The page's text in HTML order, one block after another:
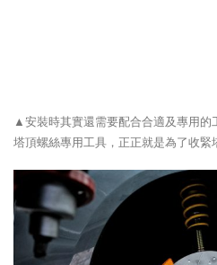
▲安裝時其實還需要配合合適及專用
塔頂螺絲專用工具，正正就是為了收緊